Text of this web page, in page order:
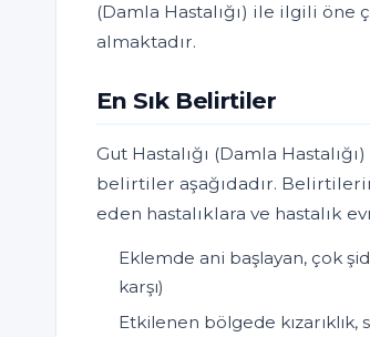
(Damla Hastalığı) ile ilgili öne
almaktadır.
En Sık Belirtiler
Gut Hastalığı (Damla
belirtiler aşağıdadır.
eden hastalıklara ve hastalık
Eklemde ani başlayan, çok
karşı)
Etkilenen bölgede kızarıklık,